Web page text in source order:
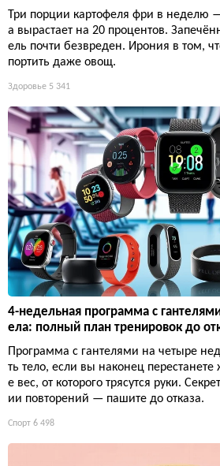
Три порции картофеля фри в неделю
а вырастает на 20 процентов.
ель почти безвреден. Ирония в том,
портить даже овощ.
Здоровье 5 341
4-недельная программа с
ела: полный план тренировок до
Программа с гантелями на четыре
ть тело, если вы наконец
е вес, от которого трясутся руки.
ии повторений — пашите до отказа.
Спорт 6 498